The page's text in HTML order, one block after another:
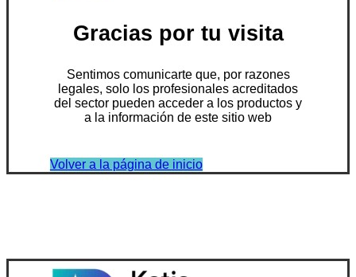
Gracias por tu visita
Sentimos comunicarte que, por razones
legales, solo los profesionales acreditados
del sector pueden acceder a los productos y
a la información de este sitio web
Volver a la página de inicio